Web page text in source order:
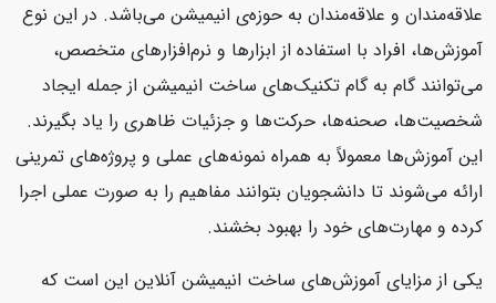
علاقه‌مندان و علاقه‌مندان به حوزه‌ی انیمیشن می‌باشد. در این نوع
آموزش‌ها، افراد با استفاده از ابزارها و نرم‌افزارهای متخصص،
می‌توانند گام به گام تکنیک‌های ساخت انیمیشن از جمله ایجاد
شخصیت‌ها، صحنه‌ها، حرکت‌ها و جزئیات ظاهری را یاد بگیرند.
این آموزش‌ها معمولاً به همراه نمونه‌های عملی و پروژه‌های تمرینی
ارائه می‌شوند تا دانشجویان بتوانند مفاهیم را به صورت عملی اجرا
کرده و مهارت‌های خود را بهبود بخشند.
یکی از مزایای آموزش‌های ساخت انیمیشن آنلاین این است که